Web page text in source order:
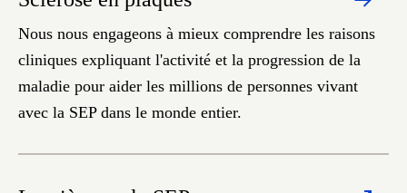
Nous nous engageons à mieux comprendre les raisons
cliniques expliquant l'activité et la progression de la
maladie pour aider les millions de personnes vivant
avec la SEP dans le monde entier.